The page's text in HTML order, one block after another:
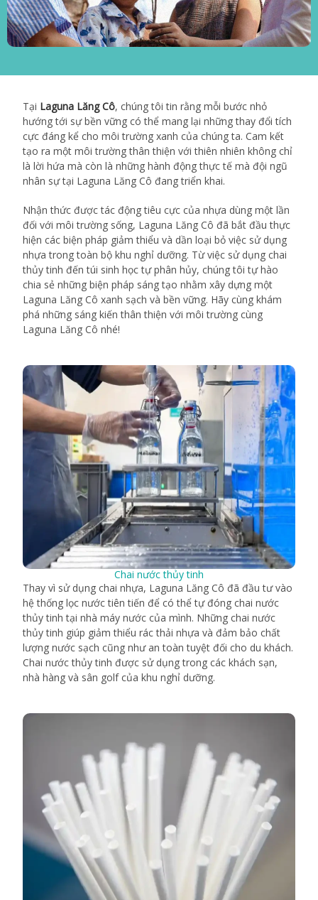
Tại Laguna Lăng Cô, chúng tôi tin rằng mỗi bước nhỏ
hướng tới sự bền vững có thể mang lại những thay đổi tích
cực đáng kể cho môi trường xanh của chúng ta. Cam kết
tạo ra một môi trường thân thiện với thiên nhiên không chỉ
là lời hứa mà còn là những hành động thực tế mà đội ngũ
nhân sự tại Laguna Lăng Cô đang triển khai.
Nhận thức được tác động tiêu cực của nhựa dùng một lần
đối với môi trường sống, Laguna Lăng Cô đã bắt đầu thực
hiện các biện pháp giảm thiểu và dần loại bỏ việc sử dụng
nhựa trong toàn bộ khu nghỉ dưỡng. Từ việc sử dụng chai
thủy tinh đến túi sinh học tự phân hủy, chúng tôi tự hào
chia sẻ những biện pháp sáng tạo nhằm xây dựng một
Laguna Lăng Cô xanh sạch và bền vững. Hãy cùng khám
phá những sáng kiến thân thiện với môi trường cùng
Laguna Lăng Cô nhé!
Chai nước thủy tinh
Thay vì sử dụng chai nhựa, Laguna Lăng Cô đã đầu tư vào
hệ thống lọc nước tiên tiến để có thể tự đóng chai nước
thủy tinh tại nhà máy nước của mình. Những chai nước
thủy tinh giúp giảm thiểu rác thải nhựa và đảm bảo chất
lượng nước sạch cũng như an toàn tuyệt đối cho du khách.
Chai nước thủy tinh được sử dụng trong các khách sạn,
nhà hàng và sân golf của khu nghỉ dưỡng.